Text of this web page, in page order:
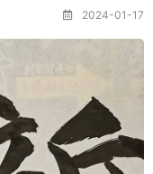
2024-01-17